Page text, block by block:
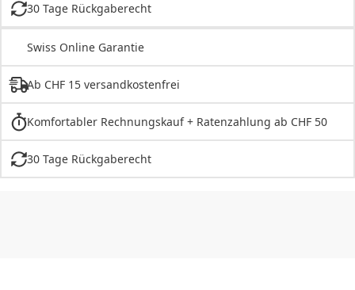
30 Tage Rückgaberecht
Swiss Online Garantie
Ab CHF 15 versandkostenfrei
Komfortabler Rechnungskauf + Ratenzahlung ab CHF 50
30 Tage Rückgaberecht